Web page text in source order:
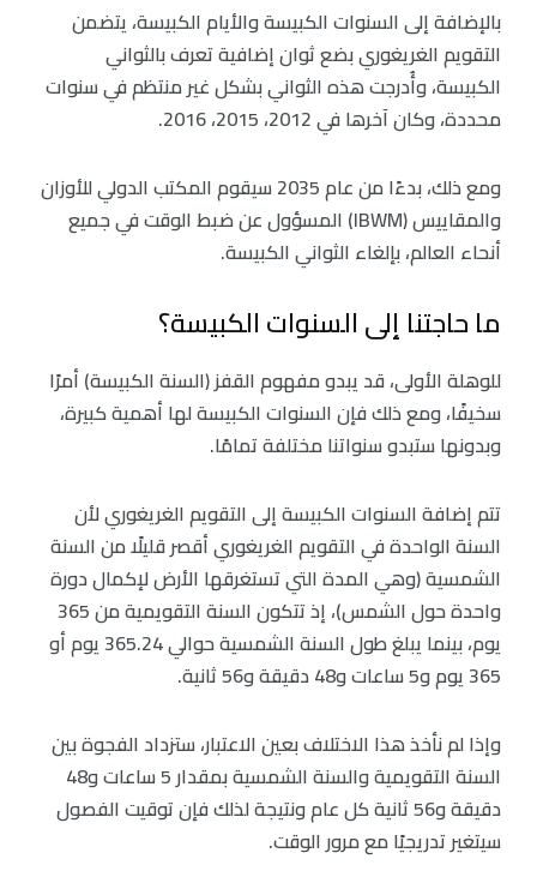
بالإضافة إلى السنوات الكبيسة والأيام الكبيسة، يتضمن
التقويم الغريغوري بضع ثوان إضافية تعرف بالثواني
الكبيسة، وأُدرجت هذه الثواني بشكل غير منتظم في سنوات
محددة، وكان آخرها في 2012، 2015، 2016.
ومع ذلك، بدءًا من عام 2035 سيقوم المكتب الدولي للأوزان
والمقاييس (IBWM) المسؤول عن ضبط الوقت في جميع
أنحاء العالم، بإلغاء الثواني الكبيسة.
ما حاجتنا إلى السنوات الكبيسة؟
للوهلة الأولى، قد يبدو مفهوم القفز (السنة الكبيسة) أمرًا
سخيفًا، ومع ذلك فإن السنوات الكبيسة لها أهمية كبيرة،
وبدونها ستبدو سنواتنا مختلفة تمامًا.
تتم إضافة السنوات الكبيسة إلى التقويم الغريغوري لأن
السنة الواحدة في التقويم الغريغوري أقصر قليلًا من السنة
الشمسية (وهي المدة التي تستغرقها الأرض لإكمال دورة
واحدة حول الشمس)، إذ تتكون السنة التقويمية من 365
يوم، بينما يبلغ طول السنة الشمسية حوالي 365.24 يوم أو
365 يوم و5 ساعات و48 دقيقة و56 ثانية.
وإذا لم نأخذ هذا الاختلاف بعين الاعتبار، ستزداد الفجوة بين
السنة التقويمية والسنة الشمسية بمقدار 5 ساعات و48
دقيقة و56 ثانية كل عام ونتيجة لذلك فإن توقيت الفصول
سيتغير تدريجيًا مع مرور الوقت.